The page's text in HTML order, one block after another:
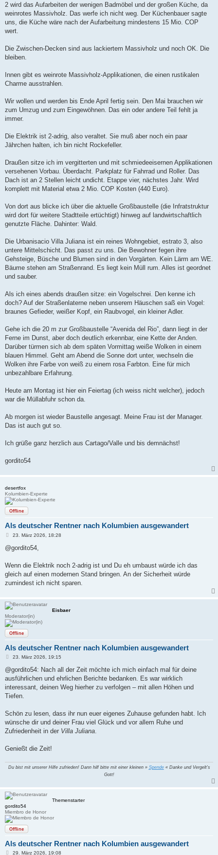
2 wird das Aufarbeiten der wenigen Badmöbel und der großen Küche, da
weinrotes Massivholz. Das werfe ich nicht weg. Der Küchenbauer sagte
uns, die Küche wäre nach der Aufarbeitung mindestens 15 Mio. COP
wert.
Die Zwischen-Decken sind aus lackiertem Massivholz und noch OK. Die
bleiben.
Innen gibt es weinrote Massivholz-Applikationen, die einen rustikalen
Charme ausstrahlen.
Wir wollen und werden bis Ende April fertig sein. Den Mai brauchen wir
zum Umzug und zum Eingewöhnen. Das ein oder andere Teil fehlt ja
immer.
Die Elektrik ist 2-adrig, also veraltet. Sie muß aber noch ein paar
Jährchen halten, ich bin nicht Rockefeller.
Draußen sitze ich im vergitterten und mit schmiedeeisernen Applikationen
versehenen Vorbau. Überdacht. Parkplatz für Fahrrad und Roller. Das
Dach ist an 2 Stellen leicht undicht. Etappe vier, nächstes Jahr. Wird
komplett mit Material etwa 2 Mio. COP Kosten (440 Euro).
Von dort aus blicke ich über die aktuelle Großbaustelle (die Infratstruktur
wird dort für weitere Stadtteile ertüchtigt) hinweg auf landwirtschaftlich
genutzte Fläche. Dahinter: Wald.
Die Urbanisacio Villa Juliana ist ein reines Wohngebiet, estrato 3, also
untere Mittelschicht. Das passt zu uns. Die Bewohner fegen ihre
Gehsteige, Büsche und Blumen sind in den Vorgärten. Kein Lärm am WE.
Bäume stehen am Straßenrand. Es liegt kein Müll rum. Alles ist geordnet
und sauber.
Als ich eines abends draußen sitze: ein Vogelschrei. Den kenne ich
doch? Auf der Straßenlaterne neben unserem Häuschen saß ein Vogel:
braunes Gefieder, weißer Kopf, ein Raubvogel, ein kleiner Adler.
Gehe ich die 20 m zur Großbaustelle “Avenida del Rio”, dann liegt in der
Ferne im Dunst, aber doch deutlich erkennbar, eine Kette der Anden.
Darüber türmen sich ab dem späten Vormittag weiße Wolken in einem
blauen Himmel. Geht am Abend die Sonne dort unter, wechseln die
Wolken ihre Farbe von weiß zu einem rosa Farbton. Eine für mich
unbezahlbare Erfahrung.
Heute am Montag ist hier ein Feiertag (ich weiss nicht welcher), jedoch
war die Müllabfuhr schon da.
Ab morgen ist wieder Baustelle angesagt. Meine Frau ist der Manager.
Das ist auch gut so.
Ich grüße ganz herzlich aus Cartago/Valle und bis demnächst!
gordito54
desertfox
Kolumbien-Experte
Offline
Als deutscher Rentner nach Kolumbien ausgewandert
B
i
t
a
23. März 2026, 18:28
@gordito54,
Wenn die Elektrik noch 2-adrig ist und Du eh umbaust würde ich das
gleich auf einen modernen Stand bringen. An der Sicherheit würde
zumindest ich nicht sparen.
Eisbaer
Moderator(in)
Offline
Als deutscher Rentner nach Kolumbien ausgewandert
B
i
t
r
a
23. März 2026, 19:15
@gordito54: Nach all der Zeit möchte ich mich einfach mal für deine
ausführlichen und ehrlichen Berichte bedanken. Es war wirklich
interessant, deinen Weg hierher zu verfolgen – mit allen Höhen und
Tiefen.
Schön zu lesen, dass ihr nun euer eigenes Zuhause gefunden habt. Ich
wünsche dir und deiner Frau viel Glück und vor allem Ruhe und
Zufriedenheit in der Villa Juliana.
Genießt die Zeit!
Du bist mit unserer Hilfe zufrieden! Dann hilf bitte mit einer kleinen » Spende« Danke und Vergelt's
Gott!
Themenstarter
gordito54
Miembro de Honor
Offline
Als deutscher Rentner nach Kolumbien ausgewandert
B29. März 2026, 19:08